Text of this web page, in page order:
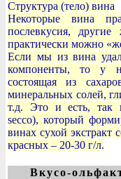
Структура (тело) вина
Некоторые вина
послевкусия,
практически можно
Если мы из вина
компоненты, то у
состоящая из
минеральных солей,
т.д. Это и есть, так
secco), который
винах сухой экстракт
красных – 20-30 г/л.
Вкусо-